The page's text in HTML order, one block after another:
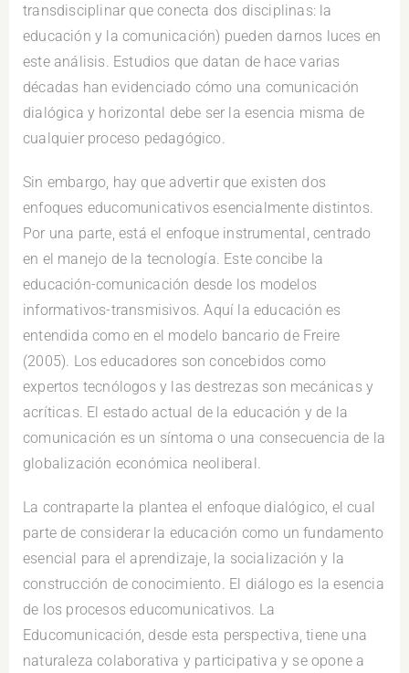
transdisciplinar que conecta dos disciplinas: la
educación y la comunicación) pueden darnos luces en
este análisis. Estudios que datan de hace varias
décadas han evidenciado cómo una comunicación
dialógica y horizontal debe ser la esencia misma de
cualquier proceso pedagógico.
Sin embargo, hay que advertir que existen dos
enfoques educomunicativos esencialmente distintos.
Por una parte, está el enfoque instrumental, centrado
en el manejo de la tecnología. Este concibe la
educación-comunicación desde los modelos
informativos-transmisivos. Aquí la educación es
entendida como en el modelo bancario de Freire
(2005). Los educadores son concebidos como
expertos tecnólogos y las destrezas son mecánicas y
acríticas. El estado actual de la educación y de la
comunicación es un síntoma o una consecuencia de la
globalización económica neoliberal.
La contraparte la plantea el enfoque dialógico, el cual
parte de considerar la educación como un fundamento
esencial para el aprendizaje, la socialización y la
construcción de conocimiento. El diálogo es la esencia
de los procesos educomunicativos. La
Educomunicación, desde esta perspectiva, tiene una
naturaleza colaborativa y participativa y se opone a